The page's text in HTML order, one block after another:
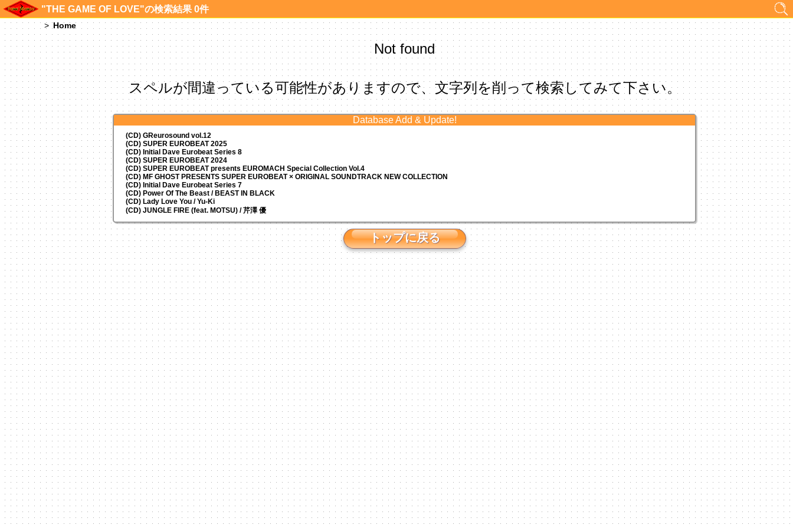
"THE GAME OF LOVE"の検索結果 0件
Home
Not found
スペルが間違っている可能性がありますので、文字列を削って検索してみて下さい。
Database Add & Update!
(CD) GReurosound vol.12
(CD) SUPER EUROBEAT 2025
(CD) Initial Dave Eurobeat Series 8
(CD) SUPER EUROBEAT 2024
(CD)SUPER EUROBEAT presents EUROMACH Special Collection Vol.4
(CD) MF GHOST PRESENTS SUPER EUROBEAT × ORIGINAL SOUNDTRACK NEW COLLECTION
(CD) Initial Dave Eurobeat Series 7
(CD) Power Of The Beast / BEAST IN BLACK
(CD) Lady Love You / Yu-Ki
(CD) JUNGLE FIRE (feat. MOTSU) / 芹澤 優
トップに戻る